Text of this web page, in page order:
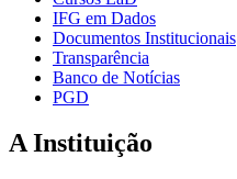
IFG em Dados
Documentos Institucionais
Transparência
Banco de Notícias
PGD
A Instituição